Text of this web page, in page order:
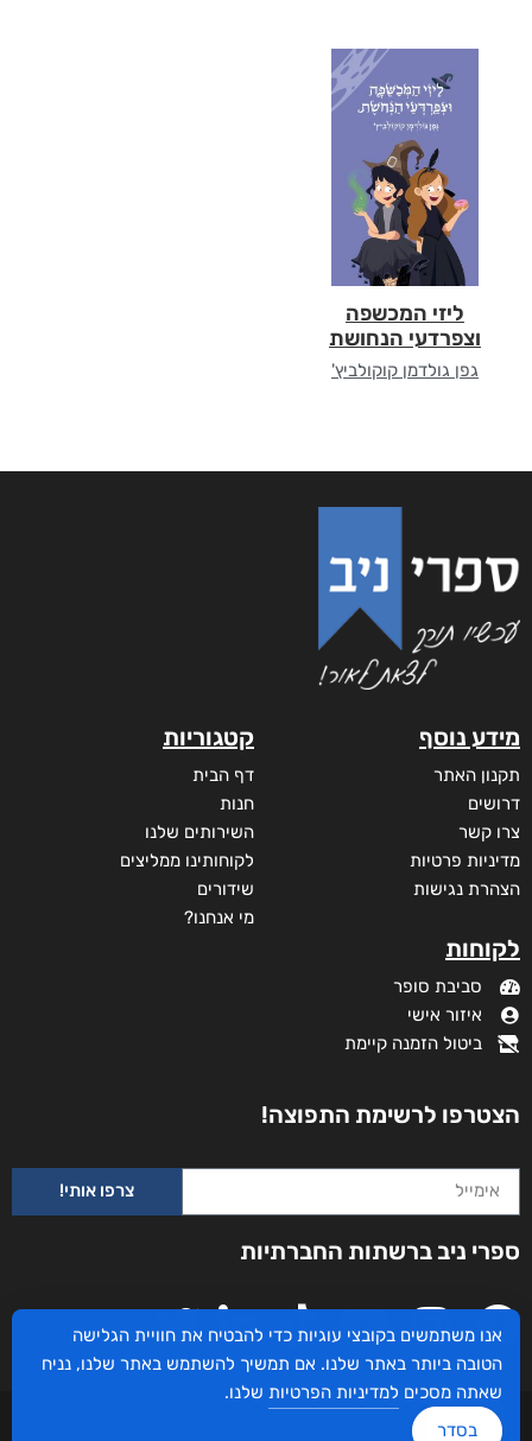
ליזי המכשפה
וצפרדעי הנחושת
גפן גולדמן קוקולביץ'
מידע נוסף
תקנון האתר
דרושים
צרו קשר
מדיניות פרטיות
הצהרת נגישות
לקוחות
סביבת סופר
איזור אישי
ביטול הזמנה קיימת
קטגוריות
דף הבית
חנות
השירותים שלנו
לקוחותינו ממליצים
שידורים
מי אנחנו?
הצטרפו לרשימת התפוצה!
צרפו אותי!
ספרי ניב ברשתות החברתיות
עיצוב ובניית האתר: ספרי ניב © כל הזכויות שמורות. בוקסאי טכנולוגיות בע"מ שד אבא
אנו משתמשים בקובצי עוגיות כדי להבטיח את חוויית הגלישה
הטובה ביותר באתר שלנו. אם תמשיך להשתמש באתר שלנו, נניח
שאתה מסכים למדיניות הפרטיות שלנו.
בסדר